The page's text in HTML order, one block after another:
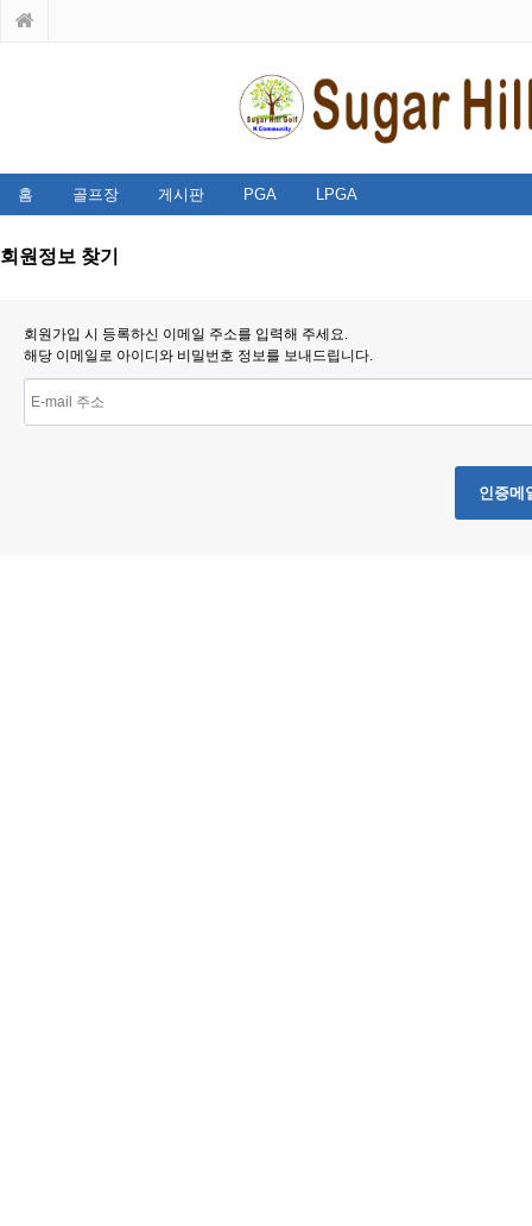
홈 골프장 게시판 PGA LPGA
회원정보 찾기
회원가입 시 등록하신 이메일 주소를 입력해 주세요.
해당 이메일로 아이디와 비밀번호 정보를 보내드립니다.
인증메